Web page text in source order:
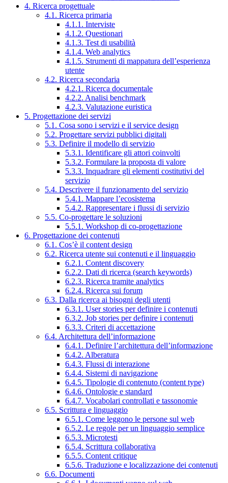
4. Ricerca progettuale
4.1. Ricerca primaria
4.1.1. Interviste
4.1.2. Questionari
4.1.3. Test di usabilità
4.1.4. Web analytics
4.1.5. Strumenti di mappatura dell’esperienza
utente
4.2. Ricerca secondaria
4.2.1. Ricerca documentale
4.2.2. Analisi benchmark
4.2.3. Valutazione euristica
5. Progettazione dei servizi
5.1. Cosa sono i servizi e il service design
5.2. Progettare servizi pubblici digitali
5.3. Definire il modello di servizio
5.3.1. Identificare gli attori coinvolti
5.3.2. Formulare la proposta di valore
5.3.3. Inquadrare gli elementi costitutivi del
servizio
5.4. Descrivere il funzionamento del servizio
5.4.1. Mappare l’ecosistema
5.4.2. Rappresentare i flussi di servizio
5.5. Co-progettare le soluzioni
5.5.1. Workshop di co-progettazione
6. Progettazione dei contenuti
6.1. Cos’è il content design
6.2. Ricerca utente sui contenuti e il linguaggio
6.2.1. Content discovery
6.2.2. Dati di ricerca (search keywords)
6.2.3. Ricerca tramite analytics
6.2.4. Ricerca sui forum
6.3. Dalla ricerca ai bisogni degli utenti
6.3.1. User stories per definire i contenuti
6.3.2. Job stories per definire i contenuti
6.3.3. Criteri di accettazione
6.4. Architettura dell’informazione
6.4.1. Definire l’architettura dell’informazione
6.4.2. Alberatura
6.4.3. Flussi di interazione
6.4.4. Sistemi di navigazione
6.4.5. Tipologie di contenuto (content type)
6.4.6. Ontologie e standard
6.4.7. Vocabolari controllati e tassonomie
6.5. Scrittura e linguaggio
6.5.1. Come leggono le persone sul web
6.5.2. Le regole per un linguaggio semplice
6.5.3. Microtesti
6.5.4. Scrittura collaborativa
6.5.5. Content critique
6.5.6. Traduzione e localizzazione dei contenuti
6.6. Documenti